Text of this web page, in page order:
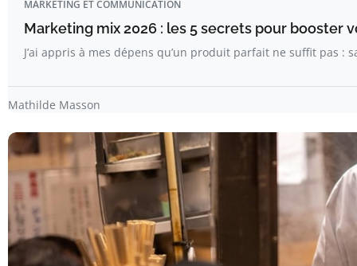
MARKETING ET COMMUNICATION
Marketing mix 2026 : les 5 secrets pour booster
J’ai appris à mes dépens qu’un produit parfait ne suffit pas :
Mathilde Masson